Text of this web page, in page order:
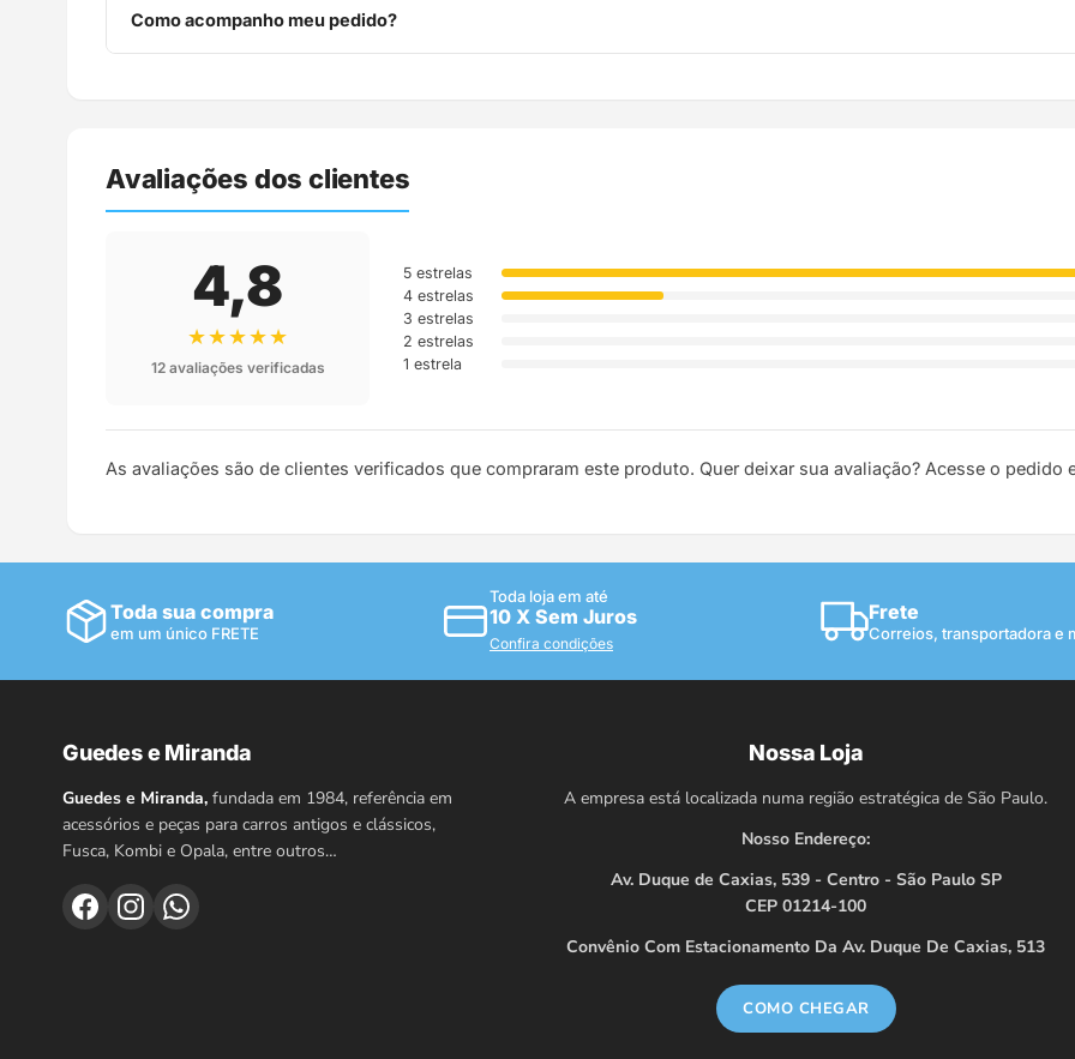
Como acompanho meu pedido?
Avaliações dos clientes
4,8
★★★★★
12 avaliações verificadas
5 estrelas
4 estrelas
3 estrelas
2 estrelas
1 estrela
As avaliações são de clientes verificados que compraram este produto. Quer deixar sua avaliação? Acesse o pedido
Toda sua compra
em um único FRETE
Toda loja em até
10 X Sem Juros
Confira condições
Frete
Correios, transportadora e
Guedes e Miranda
Guedes e Miranda, fundada em 1984, referência em
acessórios e peças para carros antigos e clássicos,
Fusca, Kombi e Opala, entre outros…
Nossa Loja
A empresa está localizada numa região estratégica de São Paulo.
Nosso Endereço:
Av. Duque de Caxias, 539 - Centro - São Paulo SP
CEP 01214-100
Convênio Com Estacionamento Da Av. Duque De Caxias, 513
COMO CHEGAR